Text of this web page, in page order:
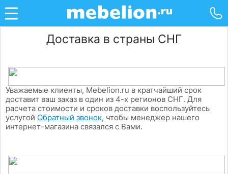
Доставка в страны СНГ
Уважаемые клиенты, Mebelion.ru в кратчайший срок
доставит ваш заказ в один из 4-х регионов СНГ. Для
расчета стоимости и сроков доставки воспользуйтесь
услугой Обратный звонок, чтобы менеджер нашего
интернет-магазина связался с Вами.